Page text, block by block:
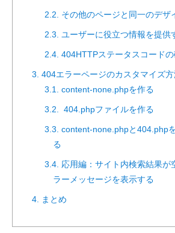
2.2. その他のページと同一のデザ
2.3. ユーザーに役立つ情報を提供
2.4. 404HTTPステータスコード
3. 404エラーページのカスタマイズ
3.1. content-none.phpを作る
3.2. 404.phpファイルを作る
3.3. content-none.phpと404.php
る
3.4. 応用編：サイト内検索結果が
ラーメッセージを表示する
4. まとめ